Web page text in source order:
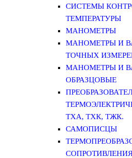
СИСТЕМЫ
ТЕМПЕРАТУРЫ
МАНОМЕТРЫ
МАНОМЕТРЫ И
ТОЧНЫХ
МАНОМЕТРЫ И
ОБРАЗЦОВЫЕ
ТХА, ТХК, ТЖК.
САМОПИСЦЫ